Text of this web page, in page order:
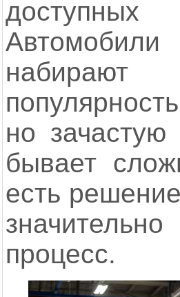
но зачастую
бывает
есть
процесс.